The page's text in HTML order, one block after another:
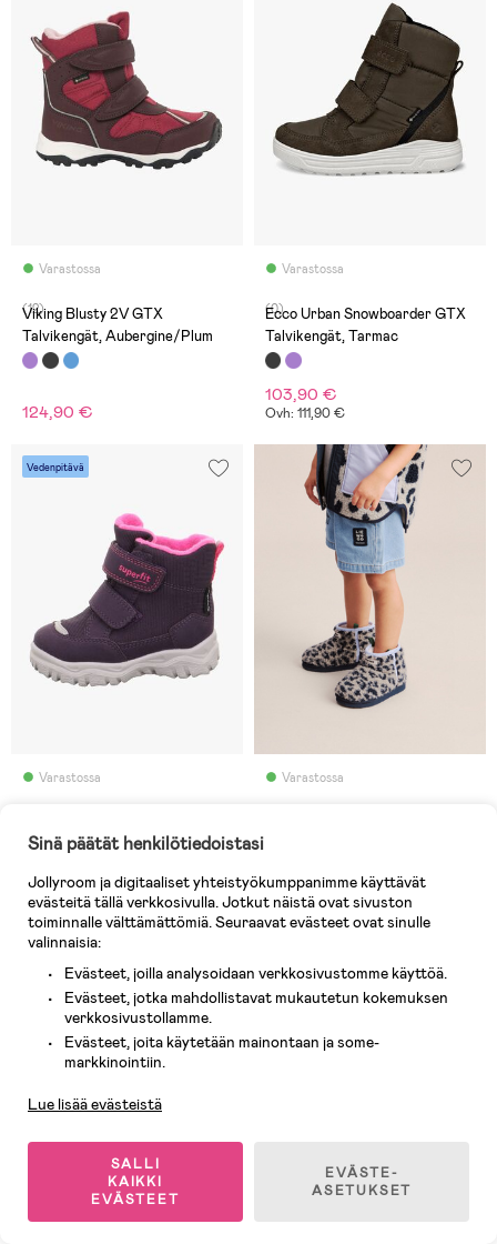
Varastossa
(12)
Viking Blusty 2V GTX
Talvikengät, Aubergine/Plum
124,90 €
Varastossa
(0)
Ecco Urban Snowboarder GTX
Talvikengät, Tarmac
103,90 €
Ovh: 111,90 €
Vedenpitävä
Varastossa
Dark Purple/Pink
74,90 €
Varastossa
59,90 €
Sinä päätät henkilötiedoistasi
Jollyroom ja digitaaliset yhteistyökumppanimme käyttävät
evästeitä tällä verkkosivulla. Jotkut näistä ovat sivuston
toiminnalle välttämättömiä. Seuraavat evästeet ovat sinulle
valinnaisia:
Evästeet, joilla analysoidaan verkkosivustomme käyttöä.
Evästeet, jotka mahdollistavat mukautetun kokemuksen
verkkosivustollamme.
Evästeet, joita käytetään mainontaan ja some-
markkinointiin.
Lue lisää evästeistä
SALLI
KAIKKI
EVÄSTEET
EVÄSTE-
ASETUKSET